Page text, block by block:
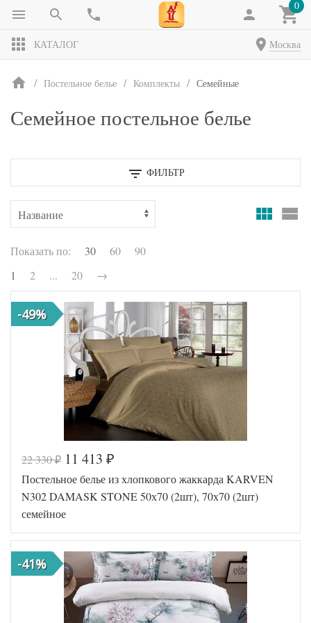
0
КАТАЛОГ Москва
Постельное белье Комплекты Семейные
Семейное постельное белье
ФИЛЬТР
Показать по: 30 60
90
1
2 ... 20 →
-49%
22 330₽ 11 413 ₽
Постельное белье из хлопкового жаккарда KARVEN
N302 DAMASK STONE 50х70 (2шт), 70х70 (2шт)
семейное
-41%